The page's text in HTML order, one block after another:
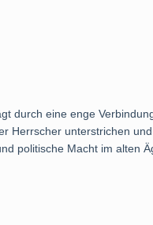
durch eine enge
unterstrichen
politische Macht im alten